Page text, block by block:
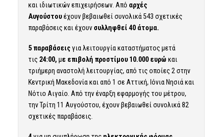
και ιδιωτικών επιχειρήσεων. Από αρχές
Αυγούστουέχουν βεβαιωθεί συνολικά 543 σχετικές
παραβάσεις και έχουν συλληφθεί 40 άτομα.
5 παραβάσειςγια λειτουργία καταστήματος μετά
τις24:00, με επιβολή προστίμου 10.000 ευρώ και
τριήμερη αναστολή λειτουργίας, από τις οποίες 2 στην
Κεντρική Μακεδονία και από 1 σε Αττική, Ιόνια Νησιά και
Νότιο Αιγαίο. Από την έναρξη εφαρμογής του μέτρου,
την Τρίτη 11 Αυγούστου, έχουν βεβαιωθεί συνολικά 82
σχετικές παραβάσεις.